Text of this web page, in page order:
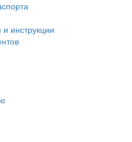
инструкции